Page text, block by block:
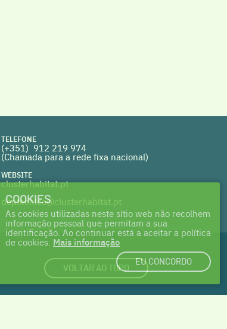
TELEFONE
(+351) 912 219 974
(Chamada para a rede fixa nacional)
WEBSITE
clusterhabitat.pt
deptecnico@clusterhabitat.pt
VOLTAR AO TOPO
COOKIES
As cookies utilizadas neste sítio web não recolhem
informação pessoal que permitam a sua
identificação. Ao continuar está a aceitar a política
de cookies. Mais informação
EU CONCORDO